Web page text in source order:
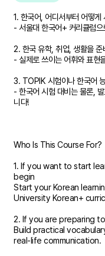
1. 한국어, 어디서부터 어떻게
- 서울대 한국어+ 커리큘럼
2. 한국 유학, 취업, 생활을 준
- 실제로 쓰이는 어휘와 표현
3. TOPIK 시험이나 한국어
- 한국어 시험 대비는 물론,
니다!
Who Is This Course For?
1. If you want to start
begin
Start your Korean
University Korean+
2. If you are preparing
Build practical
real-life communication.